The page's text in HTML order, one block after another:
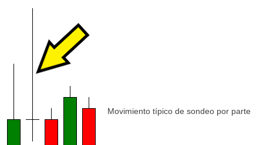
Movimiento típico de sondeo por parte